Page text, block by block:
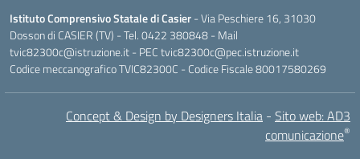
Istituto Comprensivo Statale di Casier- Via Peschiere 16, 31030
Dosson di CASIER (TV) - Tel.0422 380848- Mail
tvic82300c@istruzione.it- PECtvic82300c@pec.istruzione.it
Codice meccanografico TVIC82300C - Codice Fiscale 80017580269
Concept & Design by Designers Italia - Sito web: AD3
comunicazione®